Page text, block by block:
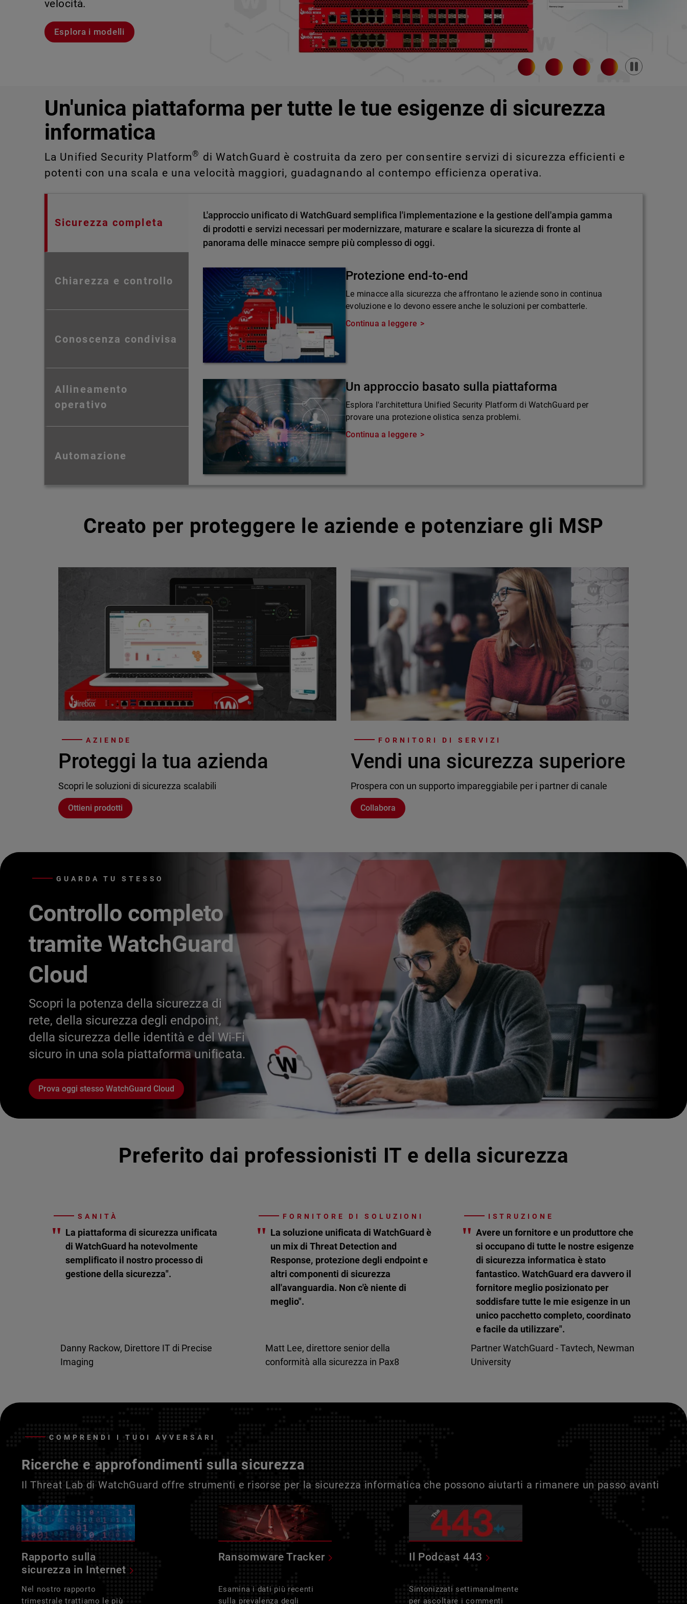
velocità.
Esplora i modelli
violazioni e portare alla luce rischi legati a Shadow AI e Shadow
IT impossibili da rilevare o gestire manualmente su larga scala.
Scopri Rai
Scopri WatchGuard EDR
Pause
Un'unica piattaforma per tutte le tue esigenze di sicurezza
informatica
La Unified Security Platform® di WatchGuard è costruita da zero per consentire servizi di sicurezza efficienti e
potenti con una scala e una velocità maggiori, guadagnando al contempo efficienza operativa.
Sicurezza completa
Chiarezza e controllo
Conoscenza condivisa
Allineamento
operativo
Automazione
L'approccio unificato di WatchGuard semplifica l'implementazione e la gestione dell'ampia gamma
di prodotti e servizi necessari per modernizzare, maturare e scalare la sicurezza di fronte al
panorama delle minacce sempre più complesso di oggi.
Protezione end-to-end
Le minacce alla sicurezza che affrontano le aziende sono in continua
evoluzione e lo devono essere anche le soluzioni per combatterle.
Continua a leggere
Un approccio basato sulla piattaforma
Esplora l'architettura Unified Security Platform di WatchGuard per
provare una protezione olistica senza problemi.
Continua a leggere
Creato per proteggere le aziende e potenziare gli MSP
AZIENDE
Proteggi la tua azienda
Scopri le soluzioni di sicurezza scalabili
Ottieni prodotti
FORNITORI DI SERVIZI
Vendi una sicurezza superiore
Prospera con un supporto impareggiabile per i partner di canale
Collabora
GUARDA TU STESSO
Controllo completo
tramite WatchGuard
Cloud
Scopri la potenza della sicurezza di
rete, della sicurezza degli endpoint,
della sicurezza delle identità e del Wi-Fi
sicuro in una sola piattaforma unificata.
Prova oggi stesso WatchGuard Cloud
Preferito dai professionisti IT e della sicurezza
SANITÀ
" La piattaforma di sicurezza unificata
di WatchGuard ha notevolmente
semplificato il nostro processo di
gestione della sicurezza".
Danny Rackow, Direttore IT di Precise
Imaging
FORNITORE DI SOLUZIONI
" La soluzione unificata di WatchGuard è
un mix di Threat Detection and
Response, protezione degli endpoint e
altri componenti di sicurezza
all'avanguardia. Non c'è niente di
meglio".
Matt Lee, direttore senior della
conformità alla sicurezza in Pax8
ISTRUZIONE
" Avere un fornitore e un produttore che
si occupano di tutte le nostre esigenze
di sicurezza informatica è stato
fantastico. WatchGuard era davvero il
fornitore meglio posizionato per
soddisfare tutte le mie esigenze in un
unico pacchetto completo, coordinato
e facile da utilizzare".
Partner WatchGuard - Tavtech, Newman
University
COMPRENDI I TUOI AVVERSARI
Ricerche e approfondimenti sulla sicurezza
Il Threat Lab di WatchGuard offre strumenti e risorse per la sicurezza informatica che possono aiutarti a rimanere un passo avanti
Rapporto sulla
sicurezza in Internet
Nel nostro rapporto
trimestrale trattiamo le più
Ransomware Tracker
Esamina i dati più recenti
sulla prevalenza degli
Il Podcast 443
Sintonizzati settimanalmente
per ascoltare i commenti